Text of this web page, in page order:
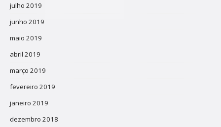
julho 2019
junho 2019
maio 2019
abril 2019
março 2019
fevereiro 2019
janeiro 2019
dezembro 2018